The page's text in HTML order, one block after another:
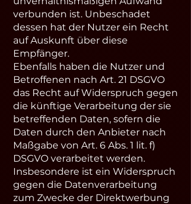
verbunden ist. Unbeschadet
dessen hat der Nutzer ein Recht
auf Auskunft über diese
Empfänger.
Ebenfalls haben die Nutzer und
Betroffenen nach Art. 21 DSGVO
das Recht auf Widerspruch gegen
die künftige Verarbeitung der sie
betreffenden Daten, sofern die
Daten durch den Anbieter nach
Maßgabe von Art. 6 Abs. 1 lit. f)
DSGVO verarbeitet werden.
Insbesondere ist ein Widerspruch
gegen die Datenverarbeitung
zum Zwecke der Direktwerbung